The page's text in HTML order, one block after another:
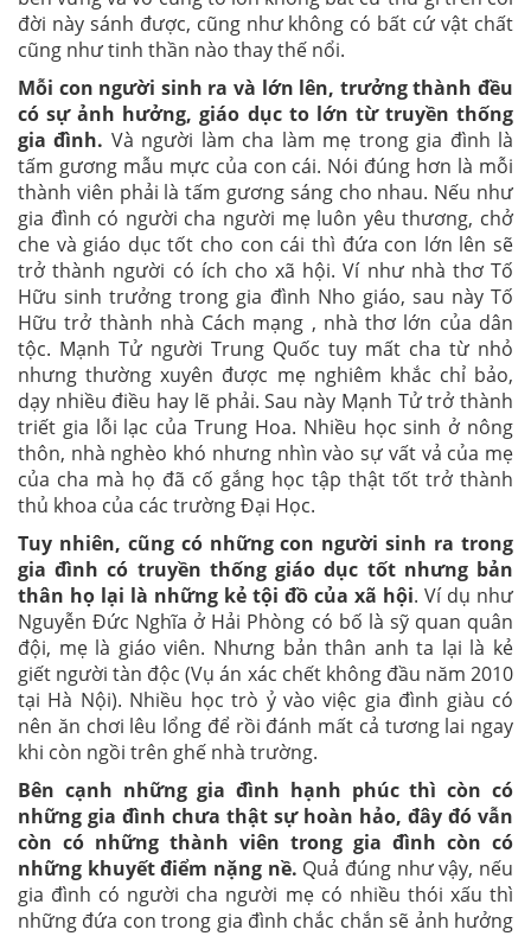
đời này sánh được, cũng như không có bất cứ vật chất
cũng như tinh thần nào thay thế nổi.
Mỗi con người sinh ra và lớn lên, trưởng thành đều
có sự ảnh hưởng, giáo dục to lớn từ truyền thống
gia đình. Và người làm cha làm mẹ trong gia đình là
tấm gương mẫu mực của con cái. Nói đúng hơn là mỗi
thành viên phải là tấm gương sáng cho nhau. Nếu như
gia đình có người cha người mẹ luôn yêu thương, chở
che và giáo dục tốt cho con cái thì đứa con lớn lên sẽ
trở thành người có ích cho xã hội. Ví như nhà thơ Tố
Hữu sinh trưởng trong gia đình Nho giáo, sau này Tố
Hữu trở thành nhà Cách mạng , nhà thơ lớn của dân
tộc. Mạnh Tử người Trung Quốc tuy mất cha từ nhỏ
nhưng thường xuyên được mẹ nghiêm khắc chỉ bảo,
dạy nhiều điều hay lẽ phải. Sau này Mạnh Tử trở thành
triết gia lỗi lạc của Trung Hoa. Nhiều học sinh ở nông
thôn, nhà nghèo khó nhưng nhìn vào sự vất vả của mẹ
của cha mà họ đã cố gắng học tập thật tốt trở thành
thủ khoa của các trường Đại Học.
Tuy nhiên, cũng có những con người sinh ra trong
gia đình có truyền thống giáo dục tốt nhưng bản
thân họ lại là những kẻ tội đồ của xã hội. Ví dụ như
Nguyễn Đức Nghĩa ở Hải Phòng có bố là sỹ quan quân
đội, mẹ là giáo viên. Nhưng bản thân anh ta lại là kẻ
giết người tàn độc (Vụ án xác chết không đầu năm 2010
tại Hà Nội). Nhiều học trò ỷ vào việc gia đình giàu có
nên ăn chơi lêu lổng để rồi đánh mất cả tương lai ngay
khi còn ngồi trên ghế nhà trường.
Bên cạnh những gia đình hạnh phúc thì còn có
những gia đình chưa thật sự hoàn hảo, đây đó vẫn
còn có những thành viên trong gia đình còn có
những khuyết điểm nặng nề. Quả đúng như vậy, nếu
gia đình có người cha người mẹ có nhiều thói xấu thì
những đứa con trong gia đình chắc chắn sẽ ảnh hưởng